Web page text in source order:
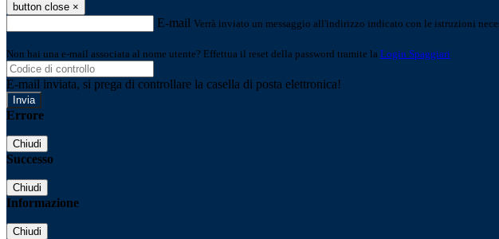
button close ×
E-mail Verrà inviato un messaggio all'indirizzo indicato con le istruzioni
Non hai una e-mail associata al nome utente? Effettua il reset della password tramite la Login Spaggiari
E-mail inviata, si prega di controllare la casella di posta elettronica!
Errore
Chiudi
Successo
Chiudi
Informazione
Chiudi